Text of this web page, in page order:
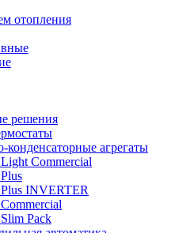
отопления
решения
конденсаторные агрегаты
Commercial
INVERTER
Pack